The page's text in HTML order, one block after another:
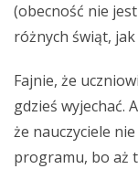
(obecność nie
różnych świąt, jak
Fajnie, że
gdzieś wyjechać.
że nauczyciele
programu, bo aż